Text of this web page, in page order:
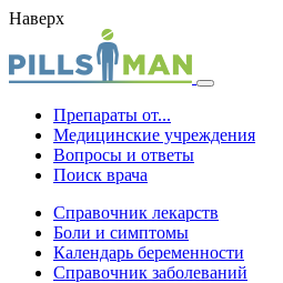
Наверх
Препараты от...
Медицинские учреждения
Вопросы и ответы
Поиск врача
Справочник лекарств
Боли и симптомы
Календарь беременности
Справочник заболеваний